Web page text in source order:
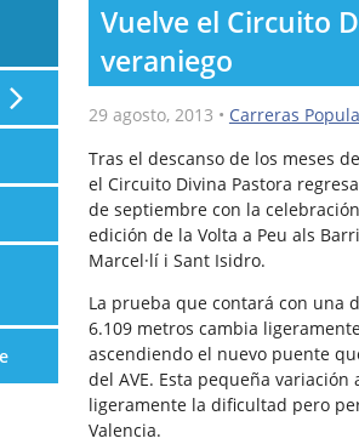
Vuelve el Circuito
veraniego
29 agosto, 2013 • Carreras
Tras el descanso de los meses
el Circuito Divina Pastora
de septiembre con la
edición de la Volta a Peu als
Marcel·lí i Sant Isidro.
La prueba que contará con una
6.109 metros cambia
ascendiendo el nuevo puente
del AVE. Esta pequeña variación
ligeramente la dificultad pero
Valencia.